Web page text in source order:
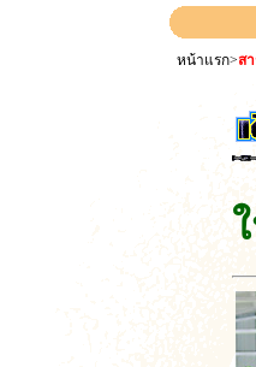
หน้าแรก>ส